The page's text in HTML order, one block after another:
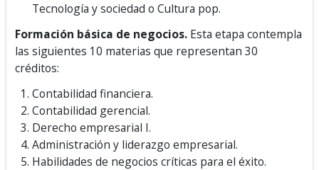
Tecnología y sociedad o Cultura pop.
Formación básica de negocios. Esta etapa contempla
las siguientes 10 materias que representan 30
créditos:
Contabilidad financiera.
Contabilidad gerencial.
Derecho empresarial I.
Administración y liderazgo empresarial.
Habilidades de negocios críticas para el éxito.